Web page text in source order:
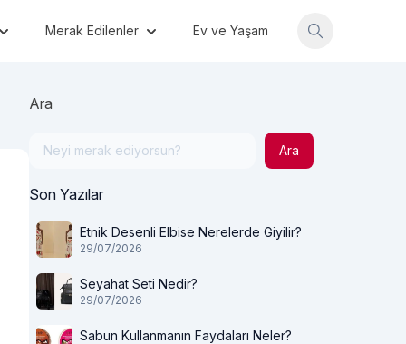
Merak Edilenler Ev ve Yaşam
Ara
Ara
Son Yazılar
Etnik Desenli Elbise Nerelerde Giyilir?
29/07/2026
Seyahat Seti Nedir?
29/07/2026
Sabun Kullanmanın Faydaları Neler?